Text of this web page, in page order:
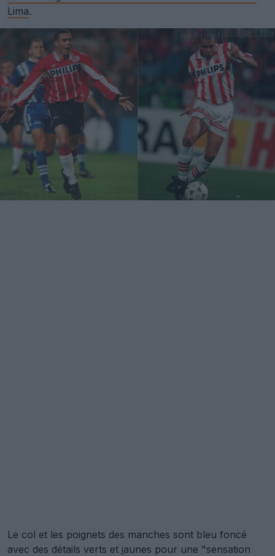
Lima.
Le col et les poignets des manches sont bleu foncé
avec des détails verts et jaunes pour une "sensation